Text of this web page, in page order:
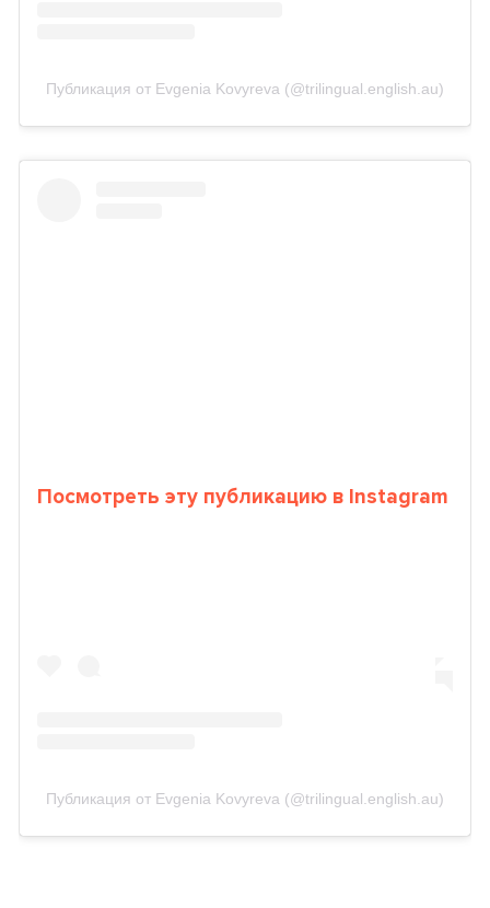
Публикация от Evgenia Kovyreva (@trilingual.english.au)
Посмотреть эту публикацию в Instagram
Публикация от Evgenia Kovyreva (@trilingual.english.au)